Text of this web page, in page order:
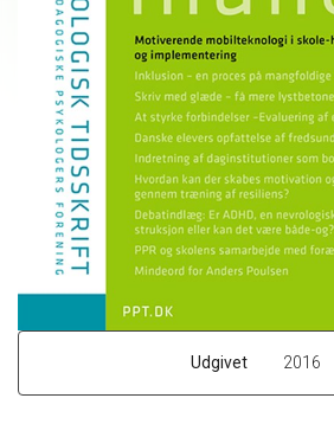
Udgivet 2016